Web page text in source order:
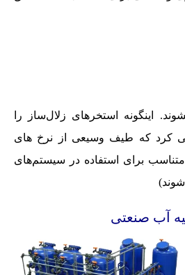
اینگونه استخرهای زلال‌ساز را
کرد که طیف وسیعی از نرخ های
متناسب برای استفاده در سیستم‌های
آب صنعتی